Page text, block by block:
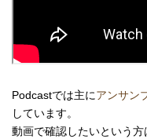
Podcastでは主にアンサン
しています。
動画で確認したいという方